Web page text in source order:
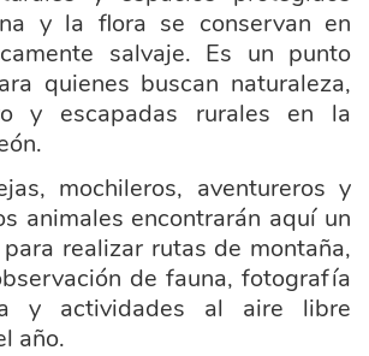
y la flora se conservan en
salvaje. Es un punto
quienes buscan naturaleza,
y escapadas rurales en la
mochileros, aventureros y
animales encontrarán aquí un
realizar rutas de montaña,
de fauna, fotografía
y actividades al aire libre
año.